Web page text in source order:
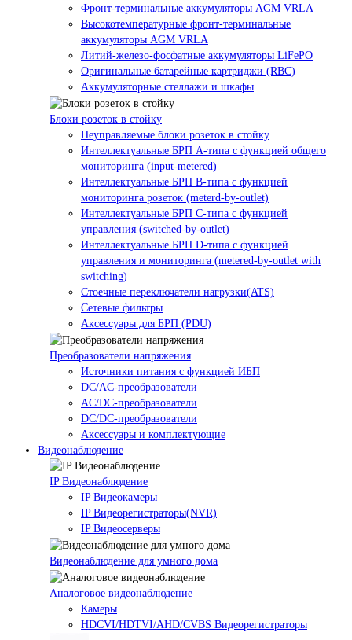
Фронт-терминальные аккумуляторы AGM VRLA
Высокотемпературные фронт-терминальные
аккумуляторы AGM VRLA
Литий-железо-фосфатные аккумуляторы LiFePO
Оригинальные батарейные картриджи (RBC)
Аккумуляторные стеллажи и шкафы
Блоки розеток в стойку
Неуправляемые блоки розеток в стойку
Интеллектуальные БРП А-типа с функцией общего
мониторинга (input-metered)
Интеллектуальные БРП B-типа с функцией
мониторинга розеток (meterd-by-outlet)
Интеллектуальные БРП C-типа с функцией
управления (switched-by-outlet)
Интеллектуальные БРП D-типа с функцией
управления и мониторинга (metered-by-outlet with
switching)
Стоечные переключатели нагрузки(ATS)
Сетевые фильтры
Аксессуары для БРП (PDU)
Преобразователи напряжения
Источники питания c функцией ИБП
DC/AC-преобразователи
AC/DC-преобразователи
DC/DC-преобразователи
Аксессуары и комплектующие
Видеонаблюдение
IP Видеонаблюдение
IP Видеокамеры
IP Видеорегистраторы(NVR)
IP Видеосерверы
Видеонаблюдение для умного дома
Аналоговое видеонаблюдение
Камеры
HDCVI/HDTVI/AHD/CVBS Видеорегистраторы